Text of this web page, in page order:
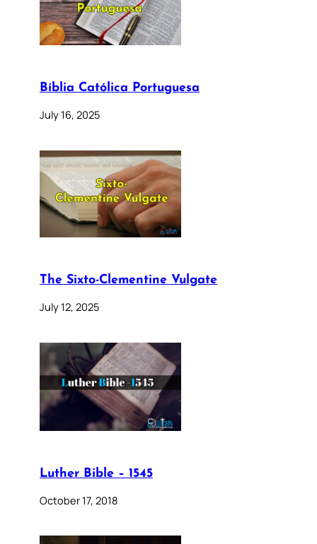
Bíblia Católica Portuguesa
July 16, 2025
The Sixto-Clementine Vulgate
July 12, 2025
Luther Bible – 1545
October 17, 2018